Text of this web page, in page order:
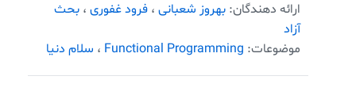
ارائه دهندگان: بهروز شعبانی ، فرود غفوری ، بحث
آزاد
موضوعات: Functional Programming ، سلام دنیا